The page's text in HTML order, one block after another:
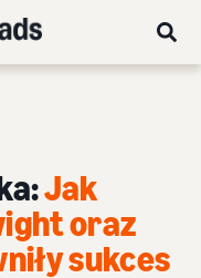
Jak
oraz
sukces